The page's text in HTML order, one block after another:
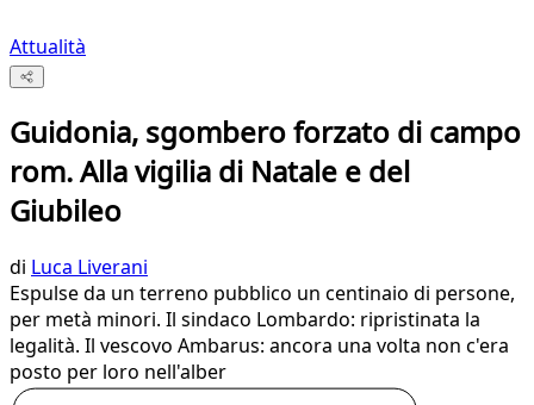
Attualità
Guidonia, sgombero forzato di campo
rom. Alla vigilia di Natale e del
Giubileo
di Luca Liverani
Espulse da un terreno pubblico un centinaio di persone,
per metà minori. Il sindaco Lombardo: ripristinata la
legalità. Il vescovo Ambarus: ancora una volta non c'era
posto per loro nell'alber